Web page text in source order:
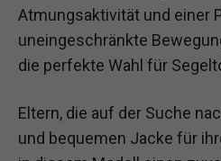
Atmungsaktivität und einer
uneingeschränkte
die perfekte Wahl für
Eltern, die auf der Suche
und bequemen Jacke für